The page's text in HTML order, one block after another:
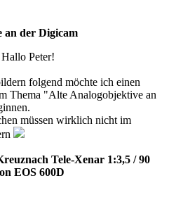
an der Digicam
Peter!
folgend möchte ich einen
Thema "Alte Analogobjektive an
müssen wirklich nicht im
Tele-Xenar 1:3,5 / 90
EOS 600D